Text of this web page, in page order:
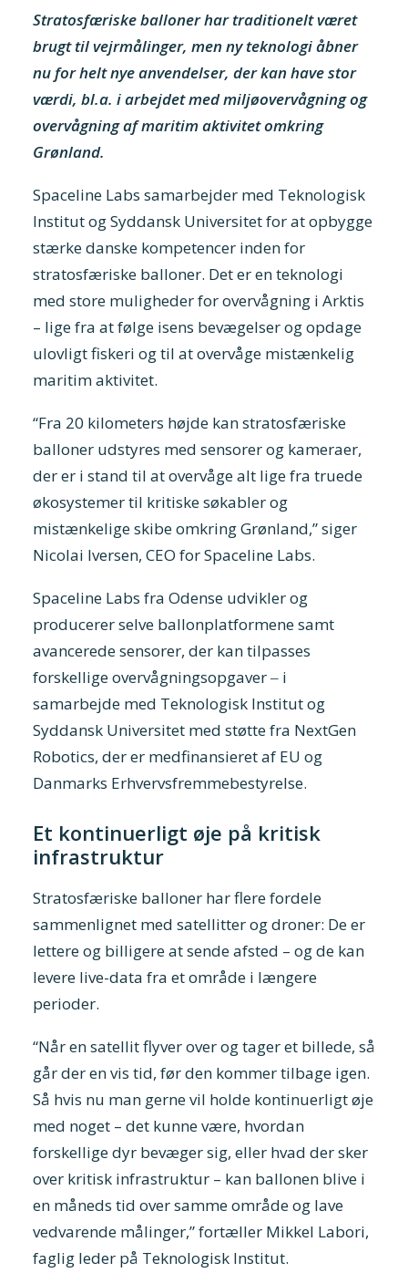
Stratosfæriske balloner har traditionelt været
brugt til vejrmålinger, men ny teknologi åbner
nu for helt nye anvendelser, der kan have stor
værdi, bl.a. i arbejdet med miljøovervågning og
overvågning af maritim aktivitet omkring
Grønland.
Spaceline Labs samarbejder med Teknologisk
Institut og Syddansk Universitet for at opbygge
stærke danske kompetencer inden for
stratosfæriske balloner. Det er en teknologi
med store muligheder for overvågning i Arktis
– lige fra at følge isens bevægelser og opdage
ulovligt fiskeri og til at overvåge mistænkelig
maritim aktivitet.
“Fra 20 kilometers højde kan stratosfæriske
balloner udstyres med sensorer og kameraer,
der er i stand til at overvåge alt lige fra truede
økosystemer til kritiske søkabler og
mistænkelige skibe omkring Grønland,” siger
Nicolai Iversen, CEO for Spaceline Labs.
Spaceline Labs fra Odense udvikler og
producerer selve ballonplatformene samt
avancerede sensorer, der kan tilpasses
forskellige overvågningsopgaver ‒ i
samarbejde med Teknologisk Institut og
Syddansk Universitet med støtte fra NextGen
Robotics, der er medfinansieret af EU og
Danmarks Erhvervsfremmebestyrelse.
Et kontinuerligt øje på kritisk
infrastruktur
Stratosfæriske balloner har flere fordele
sammenlignet med satellitter og droner: De er
lettere og billigere at sende afsted – og de kan
levere live-data fra et område i længere
perioder.
“Når en satellit flyver over og tager et billede, så
går der en vis tid, før den kommer tilbage igen.
Så hvis nu man gerne vil holde kontinuerligt øje
med noget – det kunne være, hvordan
forskellige dyr bevæger sig, eller hvad der sker
over kritisk infrastruktur – kan ballonen blive i
en måneds tid over samme område og lave
vedvarende målinger,” fortæller Mikkel Labori,
faglig leder på Teknologisk Institut.